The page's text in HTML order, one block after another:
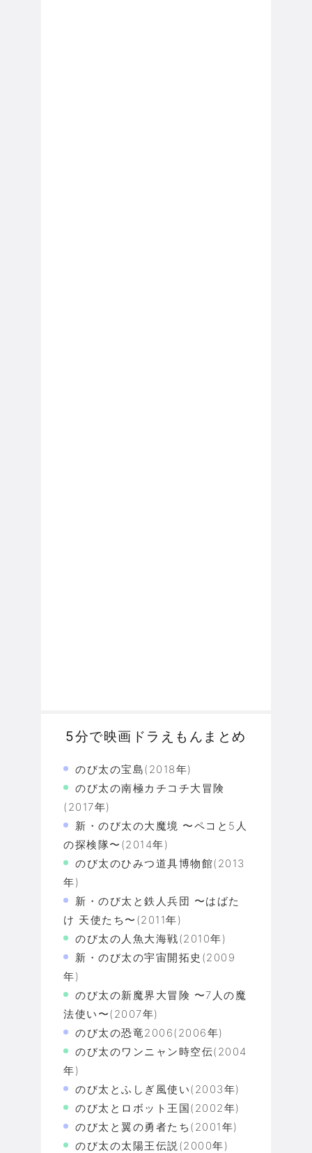
5分で映画ドラえもんまとめ
のび太の宝島(2018年)
のび太の南極カチコチ大冒険
(2017年)
新・のび太の大魔境 〜ペコと5人
の探検隊〜(2014年)
のび太のひみつ道具博物館(2013
年)
新・のび太と鉄人兵団 〜はばた
け 天使たち〜(2011年)
のび太の人魚大海戦(2010年)
新・のび太の宇宙開拓史(2009
年)
のび太の新魔界大冒険 〜7人の魔
法使い〜(2007年)
のび太の恐竜2006(2006年)
のび太のワンニャン時空伝(2004
年)
のび太とふしぎ風使い(2003年)
のび太とロボット王国(2002年)
のび太と翼の勇者たち(2001年)
のび太の太陽王伝説(2000年)